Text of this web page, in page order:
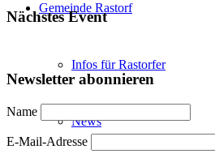
Gemeinde Rastorf
Infos für Rastorfer
News
Nächstes Event
Newsletter abonnieren
Name
E-Mail-Adresse